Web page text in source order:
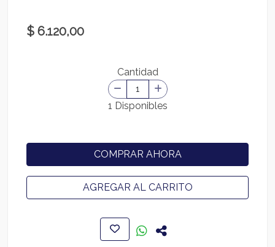
$ 6.120,00
Cantidad
1 Disponibles
COMPRAR AHORA
AGREGAR AL CARRITO